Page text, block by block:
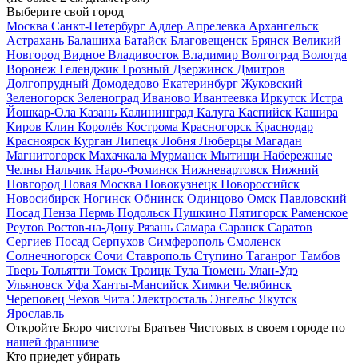
Выберите свой город
Москва Санкт-Петербург Адлер Апрелевка Архангельск
Астрахань Балашиха Батайск Благовещенск Брянск Великий
Новгород Видное Владивосток Владимир Волгоград Вологда
Воронеж Геленджик Грозный Дзержинск Дмитров
Долгопрудный Домодедово Екатеринбург Жуковский
Зеленогорск Зеленоград Иваново Ивантеевка Иркутск Истра
Йошкар-Ола Казань Калининград Калуга Каспийск Кашира
Киров Клин Королёв Кострома Красногорск Краснодар
Красноярск Курган Липецк Лобня Люберцы Магадан
Магнитогорск Махачкала Мурманск Мытищи Набережные
Челны Нальчик Наро-Фоминск Нижневартовск Нижний
Новгород Новая Москва Новокузнецк Новороссийск
Новосибирск Ногинск Обнинск Одинцово Омск Павловский
Посад Пенза Пермь Подольск Пушкино Пятигорск Раменское
Реутов Ростов-на-Дону Рязань Самара Саранск Саратов
Сергиев Посад Серпухов Симферополь Смоленск
Солнечногорск Сочи Ставрополь Ступино Таганрог Тамбов
Тверь Тольятти Томск Троицк Тула Тюмень Улан-Удэ
Ульяновск Уфа Ханты-Мансийск Химки Челябинск
Череповец Чехов Чита Электросталь Энгельс Якутск
Ярославль
Откройте Бюро чистоты Братьев Чистовых в своем городе по
нашей франшизе
Кто приедет убирать